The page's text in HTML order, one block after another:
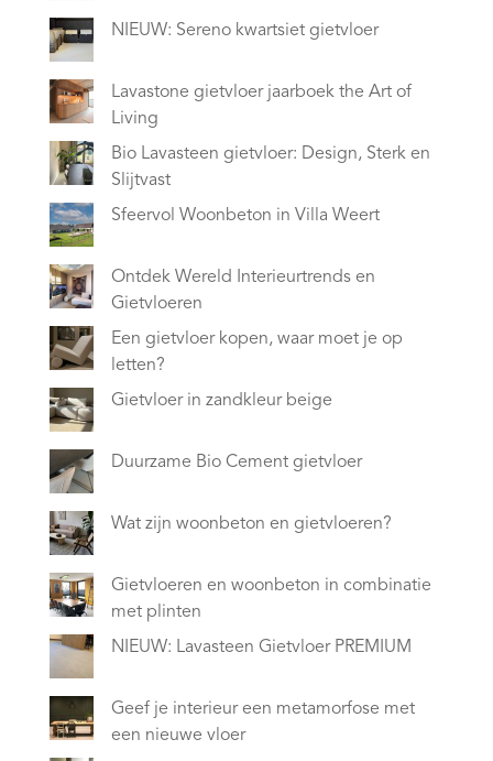
NIEUW: Sereno kwartsiet gietvloer
Lavastone gietvloer jaarboek the Art of
Living
Bio Lavasteen gietvloer: Design, Sterk en
Slijtvast
Sfeervol Woonbeton in Villa Weert
Ontdek Wereld Interieurtrends en
Gietvloeren
Een gietvloer kopen, waar moet je op
letten?
Gietvloer in zandkleur beige
Duurzame Bio Cement gietvloer
Wat zijn woonbeton en gietvloeren?
Gietvloeren en woonbeton in combinatie
met plinten
NIEUW: Lavasteen Gietvloer PREMIUM
Geef je interieur een metamorfose met
een nieuwe vloer